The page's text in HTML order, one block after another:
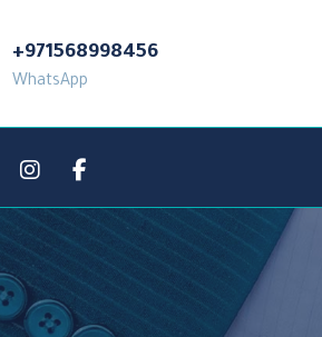
+971568998456
WhatsApp